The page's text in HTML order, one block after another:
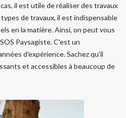
il est utile de réaliser des travaux
de travaux, il est indispensable
en la matière. Ainsi, on peut vous
Paysagiste. C'est un
d'expérience. Sachez qu'il
et accessibles à beaucoup de